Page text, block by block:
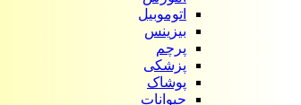
اتوموبیل
بیزینس
پرچم
پزشکی
پوشاک
حیوانات